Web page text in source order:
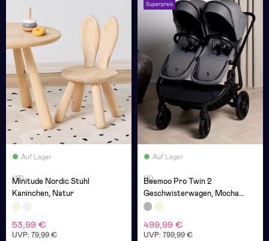
Auf Lager
(13)
Minitude Nordic Stuhl
Kaninchen, Natur
53,99 €
UVP: 79,99 €
Superpreis
Auf Lager
(6)
Beemoo Pro Twin 2
Geschwisterwagen, Mocha
Grey
499,99 €
UVP: 799,99 €